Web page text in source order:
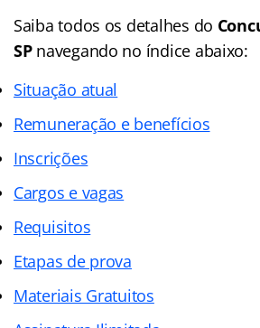
Saiba todos os detalhes do
SPnavegando no índice abaixo:
Situação atual
Remuneração e benefícios
Inscrições
Cargos e vagas
Requisitos
Etapas de prova
Materiais Gratuitos